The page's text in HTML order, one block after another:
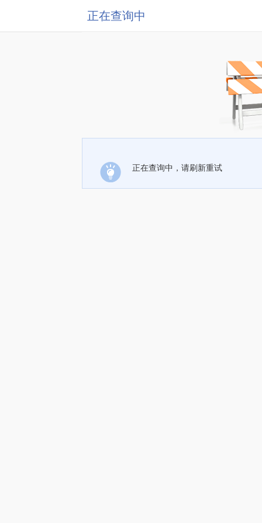
正在查询中
正在查询中，请刷新重试